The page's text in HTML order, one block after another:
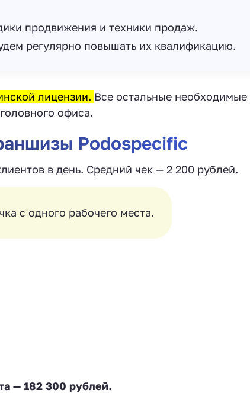
продвижения и техники продаж.
регулярно повышать их квалификацию.
лицензии. Все остальные необходимые
офиса.
Podospecific
в день. Средний чек — 2 200 рублей.
с одного рабочего места.
— 182 300 рублей.